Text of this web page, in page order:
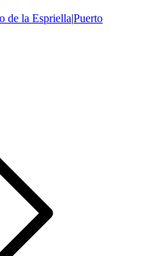
de la Espriella|Puerto